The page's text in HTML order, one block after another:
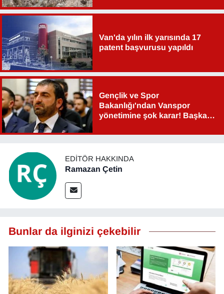
Van'da yılın ilk yarısında 17
patent başvurusu yapıldı
Gençlik ve Spor
Bakanlığı'ndan Vanspor
yönetimine şok karar! Başkan
EDITÖR HAKKINDA
Ramazan Çetin
Bunlar da ilginizi çekebilir